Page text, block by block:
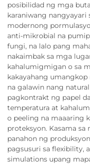
posibilidad ng mga
karaniwang
modernong
anti-mikrobial na
fungi, na lalo pang
nakaimbak sa mga
kahalumigmigan o sa
kakayahang
na galawin nang
pagkontrakt ng papel
temperatura at
o peeling na maaaring
proteksyon. Kasama
panahon ng
pagsusuri sa flexibility,
simulations upang